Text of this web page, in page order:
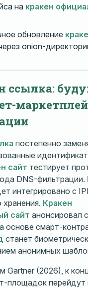
на кракен
обновление
onion-
ссылка:
постепенно
сайт тестирует
DNS-фильтрации.
интегрировано с
хранения. Кракен
сайт анонсировал
основе смарт-
станет
анонимных
Gartner (2026), к
площадок перейдут